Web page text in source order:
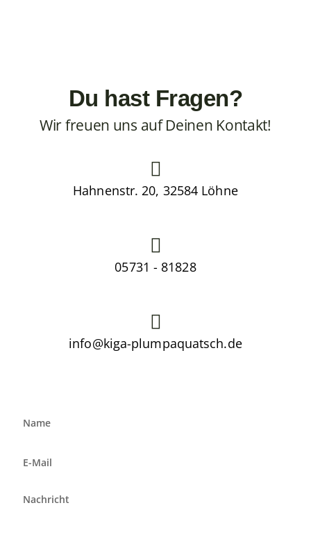
Du hast Fragen?
Wir freuen uns auf Deinen Kontakt!
Hahnenstr. 20, 32584 Löhne
05731 - 81828
info@kiga-plumpaquatsch.de